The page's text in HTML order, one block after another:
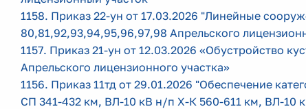
1158. Приказ 22-ун от 17.03.2026 "Линейные
80,81,92,93,94,95,96,97,98 Апрельского
1157. Приказ 21-ун от 12.03.2026 «Обустройство
Апрельского лицензионного участка»
1156. Приказ 11тд от 29.01.2026 "Обеспечение
СП 341-432 км, ВЛ-10 кВ н/п Х-К 560-611 км, ВЛ-